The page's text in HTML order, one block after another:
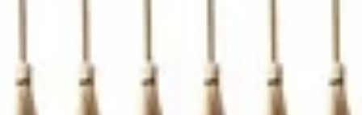
Gadgets HiTech